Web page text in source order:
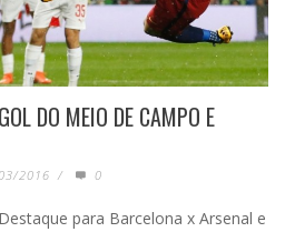
DO MEIO DE CAMPO E
2016 / 0
para Barcelona x Arsenal e